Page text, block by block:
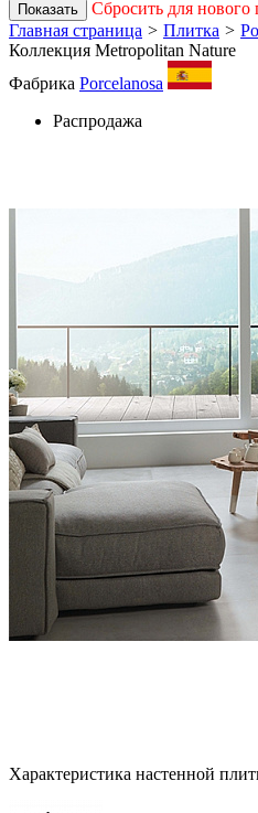
Показать
Сбросить для нового
Главная страница > Плитка >
Коллекция Metropolitan Nature
Фабрика Porcelanosa
Распродажа
Характеристика настенной